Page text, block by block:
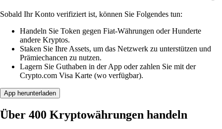
Sobald Ihr Konto verifiziert ist, können Sie Folgendes tun:
Handeln Sie Token gegen Fiat-Währungen oder Hunderte
andere Kryptos.
Staken Sie Ihre Assets, um das Netzwerk zu unterstützen und
Prämiechancen zu nutzen.
Lagern Sie Guthaben in der App oder zahlen Sie mit der
Crypto.com Visa Karte (wo verfügbar).
App herunterladen
Über 400 Kryptowährungen handeln